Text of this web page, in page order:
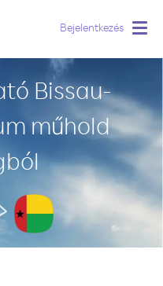
Bejelentkezés
Bissau-
műhold